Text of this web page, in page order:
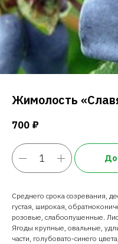
Жимолость
700 ₽
Среднего срока созревания,
густая, широкая,
розовые, слабоопушенные.
Ягоды крупные, овальные,
части, голубовато-синего